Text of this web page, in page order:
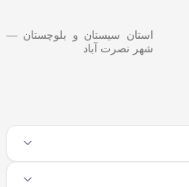
استان سیستان و بلوچستان —
شهر نصرت آباد